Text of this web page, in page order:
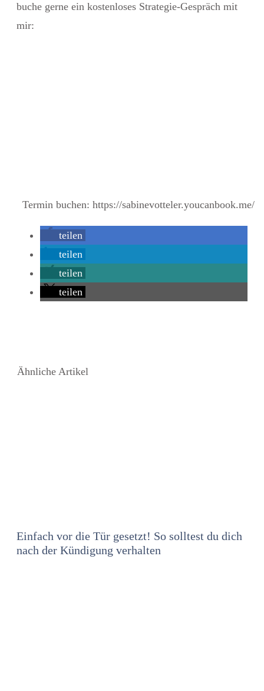
buche gerne ein kostenloses Strategie-Gespräch mit
mir:
Termin buchen: https://sabinevotteler.youcanbook.me/
teilen
teilen
teilen
teilen
Ähnliche Artikel
Einfach vor die Tür gesetzt! So solltest du dich
nach der Kündigung verhalten